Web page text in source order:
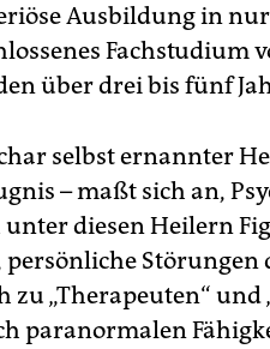
Ausbildung in
Fachstudium
über drei bis fünf
selbst ernannter
– maßt sich an,
diesen Heilern
Störungen
zu „Therapeuten“
paranormalen